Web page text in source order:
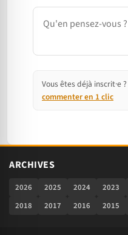
Commentaire
Vous êtes déjà inscrit·e ?
commenter en 1 clic
ARCHIVES
2026 2025 2024 2023
2018
2017 2016 2015